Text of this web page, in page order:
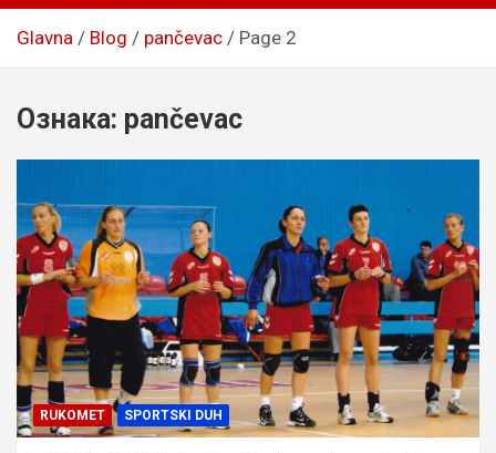
Glavna Blog pančevac Page 2
Ознака: pančevac
RUKOMET SPORTSKI DUH